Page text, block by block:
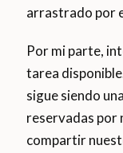
arrastrado por
Por mi parte,
tarea
sigue siendo
reservadas por
compartir